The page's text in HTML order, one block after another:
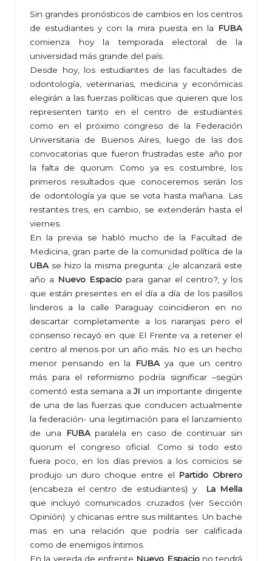
Sin grandes pronósticos de cambios en los centros
de estudiantes y con la mira puesta en la
FUBA
comienza hoy la temporada electoral de la
universidad más grande del país.
Desde hoy, los estudiantes de las facultades de
odontología, veterinarias, medicina y económicas
elegirán a las fuerzas políticas que quieren que los
representen tanto en el centro de estudiantes
como en el próximo congreso de la Federación
Universitaria de Buenos Aires, luego de las dos
convocatorias que fueron frustradas este año por
la falta de quorum. Como ya es costumbre, los
primeros resultados que conoceremos serán los
de odontología ya que se vota hasta mañana. Las
restantes tres, en cambio, se extenderán hasta el
viernes.
En la previa se habló mucho de la Facultad de
Medicina, gran parte de la comunidad política de la
UBA se hizo la misma pregunta: ¿le alcanzará este
año a Nuevo Espacio para ganar el centro?, y los
que están presentes en el día a día de los pasillos
linderos a la calle Paraguay coincidieron en no
descartar completamente a los naranjas pero el
consenso recayó en que El Frente va a retener el
centro al menos por un año más. No es un hecho
menor pensando en la
FUBA ya que un centro
más para el reformismo podría significar –según
comentó esta semana aJI un importante dirigente
de una de las fuerzas que conducen actualmente
la federación- una legitimación para el lanzamiento
de una
FUBAparalela en caso de continuar sin
quorum el congreso oficial. Como si todo esto
fuera poco, en los días previos a los comicios se
produjo un duro choque entre el Partido Obrero
(encabeza el centro de estudiantes) y
La Mella
que incluyó comunicados cruzados (verSección
Opinión) y chicanas entre sus militantes. Un bache
mas en una relación que podría ser calificada
como de enemigos íntimos.
En la vereda de enfrente Nuevo Espaciono tendrá